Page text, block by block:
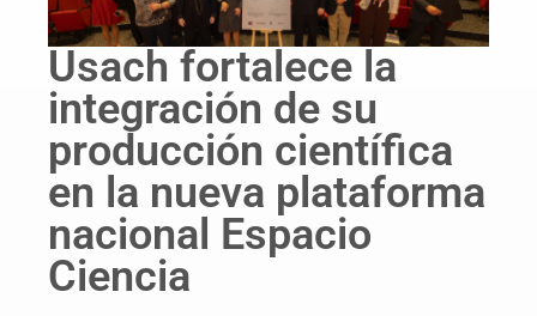
Usach fortalece la
integración de su
producción científica
en la nueva plataforma
nacional Espacio
Ciencia